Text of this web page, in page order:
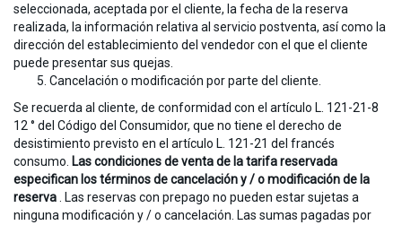
seleccionada, aceptada por el cliente, la fecha de la reserva
realizada, la información relativa al servicio postventa, así como la
dirección del establecimiento del vendedor con el que el cliente
puede presentar sus quejas.
Cancelación o modificación por parte del cliente.
Se recuerda al cliente, de conformidad con el artículo L. 121-21-8
12 ° del Código del Consumidor, que no tiene el derecho de
desistimiento previsto en el artículo L. 121-21 del francés
consumo. Las condiciones de venta de la tarifa reservada
especifican los términos de cancelación y / o modificación de la
reserva. Las reservas con prepago no pueden estar sujetas a
ninguna modificación y / o cancelación. Las sumas pagadas por